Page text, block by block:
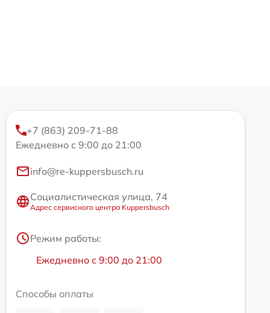
+7 (863) 209-71-88
Ежедневно с 9:00 до 21:00
info@re-kuppersbusch.ru
Социалистическая улица, 74
Адрес сервисного центра Kuppersbusch
Режим работы:
Ежедневно с 9:00 до 21:00
Способы оплаты